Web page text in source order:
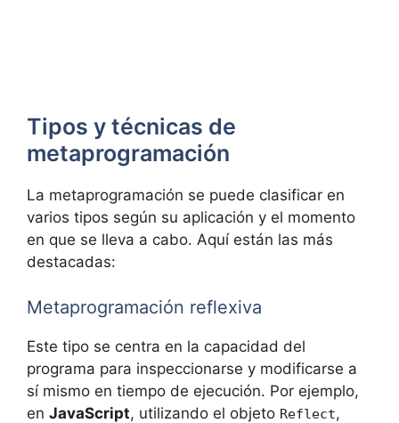
Tipos y técnicas de
metaprogramación
La metaprogramación se puede clasificar en
varios tipos según su aplicación y el momento
en que se lleva a cabo. Aquí están las más
destacadas:
Metaprogramación reflexiva
Este tipo se centra en la capacidad del
programa para inspeccionarse y modificarse a
sí mismo en tiempo de ejecución. Por ejemplo,
en JavaScript, utilizando el objeto Reflect,